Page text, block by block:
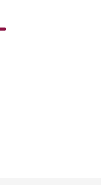
Искать